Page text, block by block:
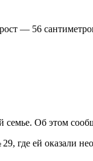
— 56
Об этом
где ей оказали